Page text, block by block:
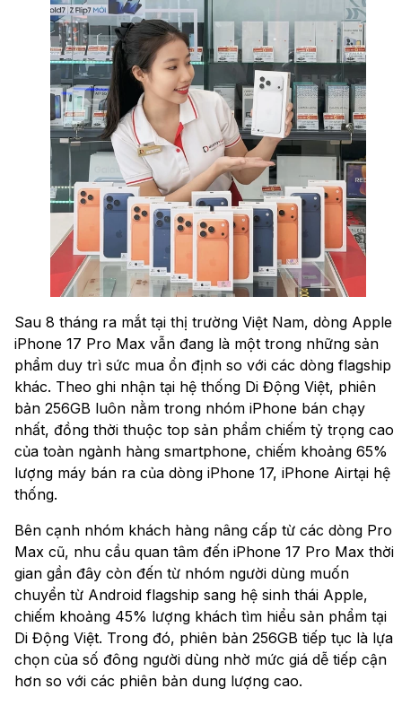
Sau 8 tháng ra mắt tại thị trường Việt Nam, dòng Apple
iPhone 17 Pro Max vẫn đang là một trong những sản
phẩm duy trì sức mua ổn định so với các dòng flagship
khác. Theo ghi nhận tại hệ thống Di Động Việt, phiên
bản 256GB luôn nằm trong nhóm iPhone bán chạy
nhất, đồng thời thuộc top sản phẩm chiếm tỷ trọng cao
của toàn ngành hàng smartphone, chiếm khoảng 65%
lượng máy bán ra của dòng iPhone 17, iPhone Airtại hệ
thống.
Bên cạnh nhóm khách hàng nâng cấp từ các dòng Pro
Max cũ, nhu cầu quan tâm đến iPhone 17 Pro Max thời
gian gần đây còn đến từ nhóm người dùng muốn
chuyển từ Android flagship sang hệ sinh thái Apple,
chiếm khoảng 45% lượng khách tìm hiểu sản phẩm tại
Di Động Việt. Trong đó, phiên bản 256GB tiếp tục là lựa
chọn của số đông người dùng nhờ mức giá dễ tiếp cận
hơn so với các phiên bản dung lượng cao.